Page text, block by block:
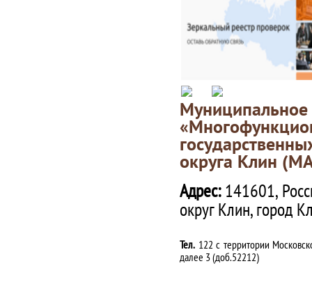
округа Клин
Адрес:141601,
округ Клин, город
Тел. 122 с территории
далее 3 (доб.52212)